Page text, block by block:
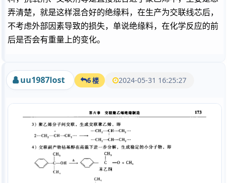
弄清楚，就是这样混合好的绝缘料，在生产为交联线芯后，
不考虑外部因素导致的损失，单说绝缘料，在化学反应的前
后是否会有重量上的变化。
uu1987lost 6 楼 2024-05-31 16:25:27